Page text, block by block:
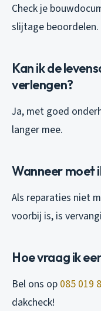
Check je
slijtage beoordelen.
Kan ik de
verlengen?
Ja, met goed
langer mee.
Wanneer moet
Als reparaties niet
voorbij is, is
Hoe vraag ik
Bel ons op 085 019
dakcheck!